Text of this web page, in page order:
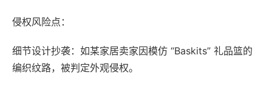
侵权风险点：
细节设计抄袭：如某家居卖家因模仿 “Baskits” 礼品篮的
编织纹路，被判定外观侵权。